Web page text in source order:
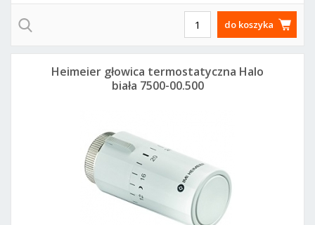
do koszyka
Heimeier głowica termostatyczna Halo
biała 7500-00.500